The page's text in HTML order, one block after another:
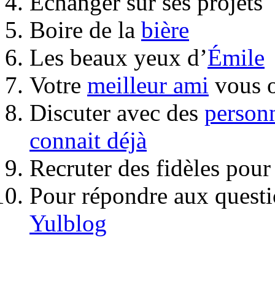
Boire de la bière
Les beaux yeux d’Émile
Votre meilleur ami vous
Discuter avec des
connait déjà
Recruter des fidèles
Pour répondre aux
Yulblog